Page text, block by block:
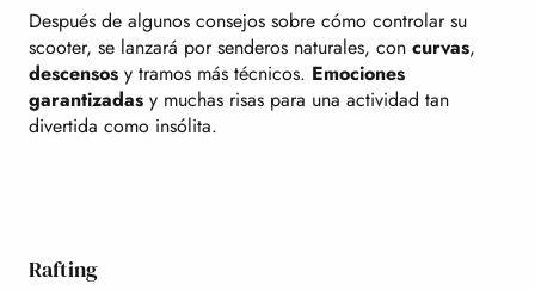
Después de algunos consejos sobre cómo controlar su
scooter, se lanzará por senderos naturales, con curvas,
descensos y tramos más técnicos. Emociones
garantizadas y muchas risas para una actividad tan
divertida como insólita.
Rafting